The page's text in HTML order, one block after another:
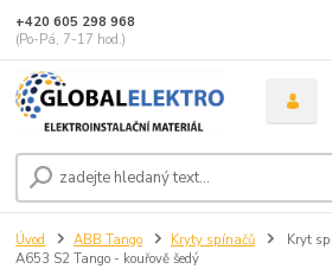
+420 605 298 968
(Po-Pá, 7-17 hod.)
Úvod ABB Tango Kryty spínačů
Kryt
A653 S2 Tango - kouřově šedý